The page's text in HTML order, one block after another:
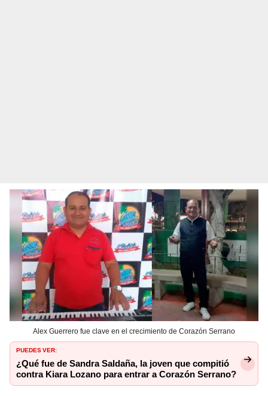
Alex Guerrero fue clave en el crecimiento de Corazón Serrano
PUEDES VER:
¿Qué fue de Sandra Saldaña, la joven que compitió
contra Kiara Lozano para entrar a Corazón Serrano?